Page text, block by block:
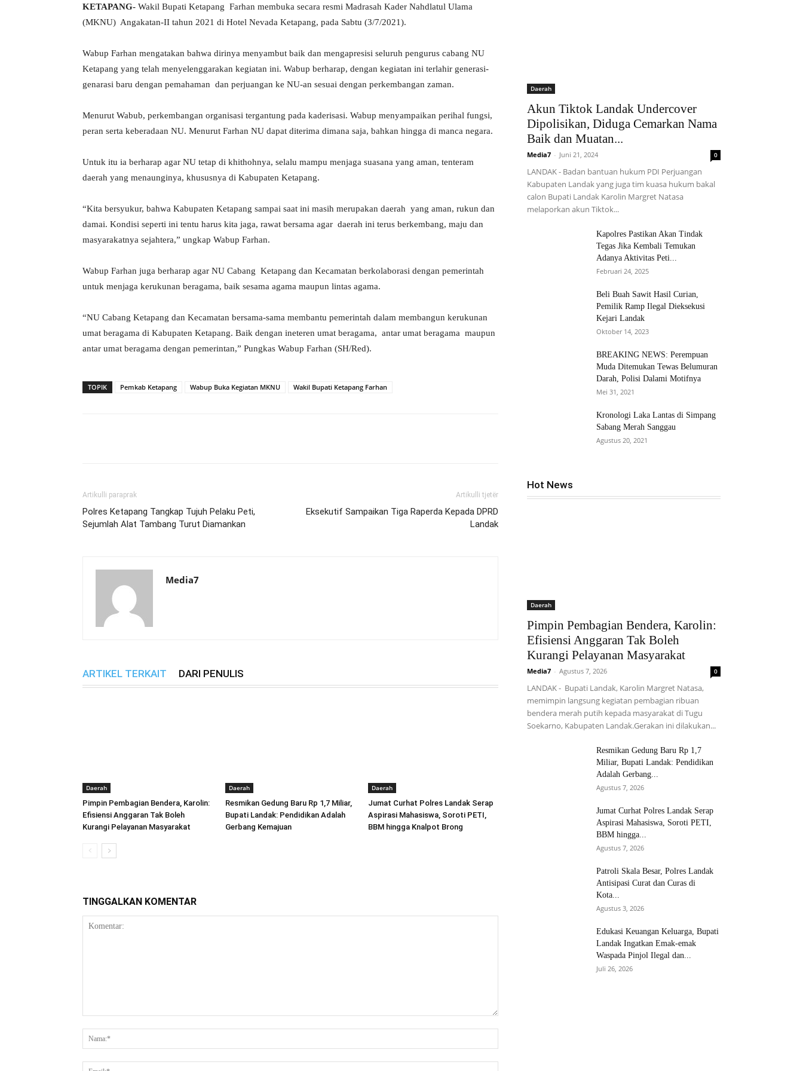
KETAPANG- Wakil Bupati Ketapang Farhan membuka secara resmi Madrasah Kader Nahdlatul Ulama
(MKNU) Angakatan-II tahun 2021 di Hotel Nevada Ketapang, pada Sabtu (3/7/2021).
Wabup Farhan mengatakan bahwa dirinya menyambut baik dan mengapresisi seluruh pengurus cabang NU
Ketapang yang telah menyelenggarakan kegiatan ini. Wabup berharap, dengan kegiatan ini terlahir generasi-
genarasi baru dengan pemahaman dan perjuangan ke NU-an sesuai dengan perkembangan zaman.
Menurut Wabub, perkembangan organisasi tergantung pada kaderisasi. Wabup menyampaikan perihal fungsi,
peran serta keberadaan NU. Menurut Farhan NU dapat diterima dimana saja, bahkan hingga di manca negara.
Untuk itu ia berharap agar NU tetap di khithohnya, selalu mampu menjaga suasana yang aman, tenteram
daerah yang menaunginya, khususnya di Kabupaten Ketapang.
“Kita bersyukur, bahwa Kabupaten Ketapang sampai saat ini masih merupakan daerah yang aman, rukun dan
damai. Kondisi seperti ini tentu harus kita jaga, rawat bersama agar daerah ini terus berkembang, maju dan
masyarakatnya sejahtera,” ungkap Wabup Farhan.
Wabup Farhan juga berharap agar NU Cabang Ketapang dan Kecamatan berkolaborasi dengan pemerintah
untuk menjaga kerukunan beragama, baik sesama agama maupun lintas agama.
“NU Cabang Ketapang dan Kecamatan bersama-sama membantu pemerintah dalam membangun kerukunan
umat beragama di Kabupaten Ketapang. Baik dengan ineteren umat beragama, antar umat beragama maupun
antar umat beragama dengan pemerintan,” Pungkas Wabup Farhan (SH/Red).
TOPIK Pemkab Ketapang Wabup Buka Kegiatan MKNU Wakil Bupati Ketapang Farhan
Artikulli paraprak
Polres Ketapang Tangkap Tujuh Pelaku Peti,
Sejumlah Alat Tambang Turut Diamankan
Artikulli tjetër
Eksekutif Sampaikan Tiga Raperda Kepada DPRD
Landak
Media7
ARTIKEL TERKAIT DARI PENULIS
Daerah
Pimpin Pembagian Bendera, Karolin:
Efisiensi Anggaran Tak Boleh
Kurangi Pelayanan Masyarakat
Daerah
Resmikan Gedung Baru Rp 1,7 Miliar,
Bupati Landak: Pendidikan Adalah
Gerbang Kemajuan
Daerah
Jumat Curhat Polres Landak Serap
Aspirasi Mahasiswa, Soroti PETI,
BBM hingga Knalpot Brong
TINGGALKAN KOMENTAR
Daerah
Akun Tiktok Landak Undercover
Dipolisikan, Diduga Cemarkan Nama
Baik dan Muatan...
Media7 - Juni 21, 2024 0
LANDAK - Badan bantuan hukum PDI Perjuangan
Kabupaten Landak yang juga tim kuasa hukum bakal
calon Bupati Landak Karolin Margret Natasa
melaporkan akun Tiktok...
Kapolres Pastikan Akan Tindak
Tegas Jika Kembali Temukan
Adanya Aktivitas Peti...
Februari 24, 2025
Beli Buah Sawit Hasil Curian,
Pemilik Ramp Ilegal Dieksekusi
Kejari Landak
Oktober 14, 2023
BREAKING NEWS: Perempuan
Muda Ditemukan Tewas Belumuran
Darah, Polisi Dalami Motifnya
Mei 31, 2021
Kronologi Laka Lantas di Simpang
Sabang Merah Sanggau
Agustus 20, 2021
Hot News
Daerah
Pimpin Pembagian Bendera, Karolin:
Efisiensi Anggaran Tak Boleh
Kurangi Pelayanan Masyarakat
Media7 - Agustus 7, 2026 0
LANDAK - Bupati Landak, Karolin Margret Natasa,
memimpin langsung kegiatan pembagian ribuan
bendera merah putih kepada masyarakat di Tugu
Soekarno, Kabupaten Landak.Gerakan ini dilakukan...
Resmikan Gedung Baru Rp 1,7
Miliar, Bupati Landak: Pendidikan
Adalah Gerbang...
Agustus 7, 2026
Jumat Curhat Polres Landak Serap
Aspirasi Mahasiswa, Soroti PETI,
BBM hingga...
Agustus 7, 2026
Patroli Skala Besar, Polres Landak
Antisipasi Curat dan Curas di
Kota...
Agustus 3, 2026
Edukasi Keuangan Keluarga, Bupati
Landak Ingatkan Emak-emak
Waspada Pinjol Ilegal dan...
Juli 26, 2026